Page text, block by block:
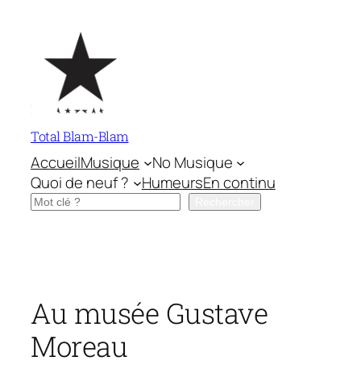
contenu
Total Blam-Blam
AccueilMusique
No Musique
Quoi de neuf ?
HumeursEn continu
Rechercher
Au musée Gustave
Moreau